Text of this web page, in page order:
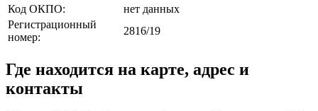
Код ОКПО:
нет данных
Регистрационный
номер:
2816/19
Где находится на карте, адрес и
контакты